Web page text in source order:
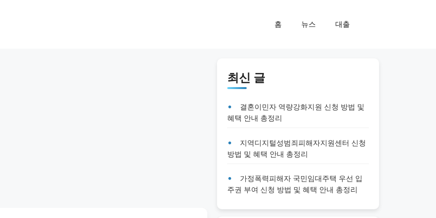
홈 뉴스 대출
최신 글
결혼이민자 역량강화지원 신청 방법 및
혜택 안내 총정리
지역디지털성범죄피해자지원센터 신청
방법 및 혜택 안내 총정리
가정폭력피해자 국민임대주택 우선 입
주권 부여 신청 방법 및 혜택 안내 총정리